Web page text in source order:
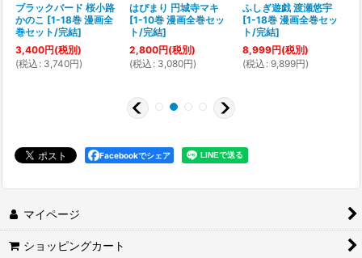
ブラックバード 桜小路
かのこ [1-18巻 漫画全
巻セット/完結]
3,400円(税別)
(税込 : 3,740円)
はぴまり 円城寺マキ
[1-10巻 漫画全巻セッ
ト/完結]
2,800円(税別)
(税込 : 3,080円)
ふしぎ遊戯 渡瀬悠宇
[1-18巻 漫画全巻セッ
ト/完結]
8,999円(税別)
(税込 : 9,899円)
Facebookでシェア
マイページ
ショッピングカート